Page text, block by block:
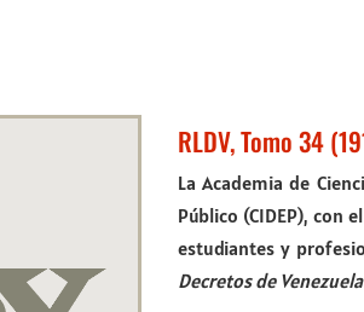
RLDV, Tomo 34
La Academia de
Público (CIDEP), con
estudiantes y
Decretos de Venezuela